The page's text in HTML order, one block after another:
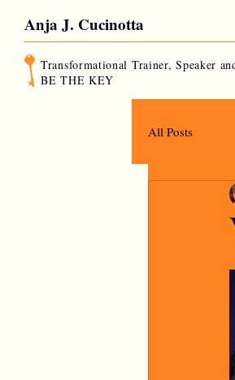
Anja J. Cucinotta
Transformational Trainer, Speaker
BE THE KEY
All Posts